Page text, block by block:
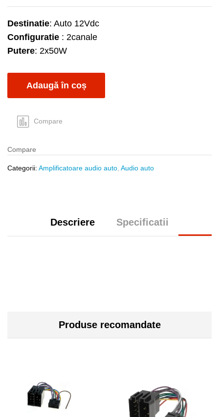
Destinatie: Auto 12Vdc
Configuratie : 2canale
Putere: 2x50W
Adaugă în coș
Compare
Compare
Categorii: Amplificatoare audio auto Audio auto
Descriere Specificatii
Produse recomandate